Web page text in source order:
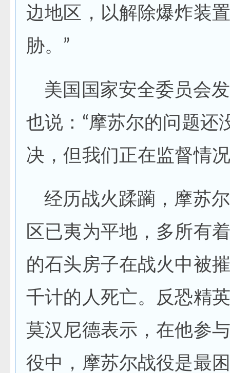
边地区，以解除爆炸装
胁。”
美国国家安全委员会
也说：“摩苏尔的问题还
决，但我们正在监督情
经历战火蹂躏，摩苏
区已夷为平地，多所有
的石头房子在战火中被
千计的人死亡。反恐精
莫汉尼德表示，在他参
役中，摩苏尔战役是最